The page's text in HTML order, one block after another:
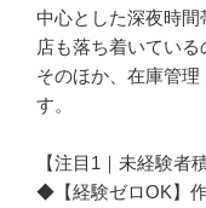
中心とした深夜時
店も落ち着いている
そのほか、在庫管
す。
【注目1｜未経験者
◆【経験ゼロOK】